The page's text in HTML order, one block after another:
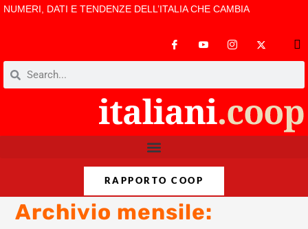
NUMERI, DATI E TENDENZE DELL’ITALIA CHE CAMBIA
RAPPORTO COOP
Archivio mensile: